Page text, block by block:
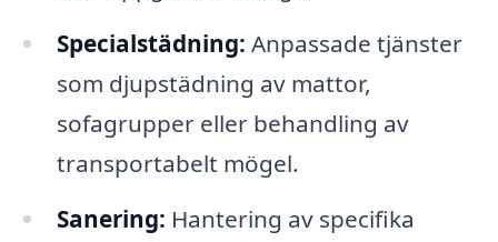
Specialstädning: Anpassade tjänster
som djupstädning av mattor,
sofagrupper eller behandling av
transportabelt mögel.
Sanering: Hantering av specifika